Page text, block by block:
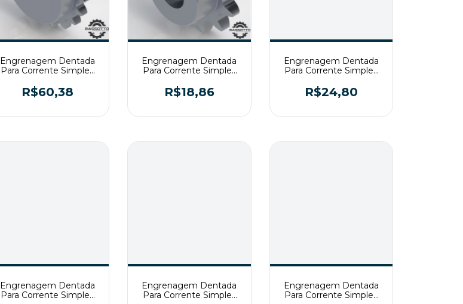
Engrenagem Dentada
Para Corrente Simples
R$60,38
Engrenagem Dentada
Para Corrente Simples
R$18,86
Engrenagem Dentada
Para Corrente Simples
R$24,80
Engrenagem Dentada
Para Corrente Simples
Engrenagem Dentada
Para Corrente Simples
Engrenagem Dentada
Para Corrente Simples